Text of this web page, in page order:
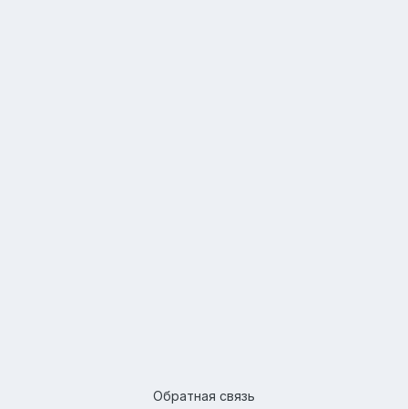
Обратная связь